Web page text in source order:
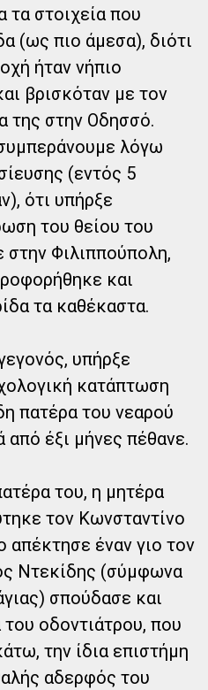
στοιχεία που
(ως πιο άμεσα), διότι
ήταν νήπιο
βρισκόταν με τον
της στην Οδησσό.
λόγω
(εντός 5
ότι υπήρξε
του θείου του
στην Φιλιππούπολη,
και
τα καθέκαστα.
υπήρξε
κατάπτωση
πατέρα του νεαρού
από έξι μήνες πέθανε.
του, η μητέρα
τον Κωνσταντίνο
απέκτησε έναν γιο τον
Ντεκίδης (σύμφωνα
σπούδασε και
οδοντιάτρου, που
την ίδια επιστήμη
αδερφός του